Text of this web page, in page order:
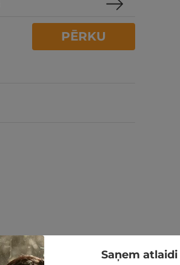
PĒRKU
Saņem